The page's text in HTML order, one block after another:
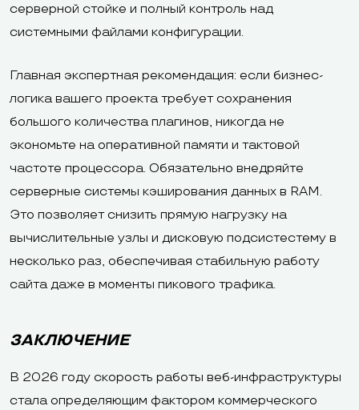
серверной стойке и полный контроль над
системными файлами конфигурации.
Главная экспертная рекомендация: если бизнес-
логика вашего проекта требует сохранения
большого количества плагинов, никогда не
экономьте на оперативной памяти и тактовой
частоте процессора. Обязательно внедряйте
серверные системы кэширования данных в RAM.
Это позволяет снизить прямую нагрузку на
вычислительные узлы и дисковую подсистестему в
несколько раз, обеспечивая стабильную работу
сайта даже в моменты пикового трафика.
ЗАКЛЮЧЕНИЕ
В 2026 году скорость работы веб-инфраструктуры
стала определяющим фактором коммерческого